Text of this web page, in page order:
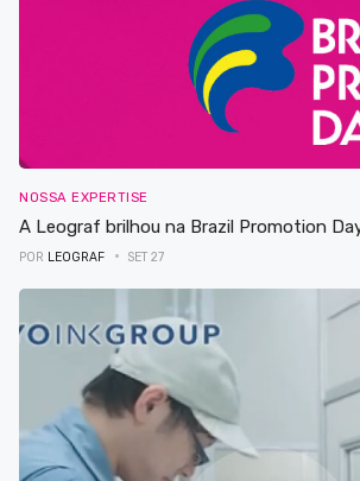
NOSSA EXPERTISE
A Leograf brilhou na Brazil Promotion
POR LEOGRAF SET 27